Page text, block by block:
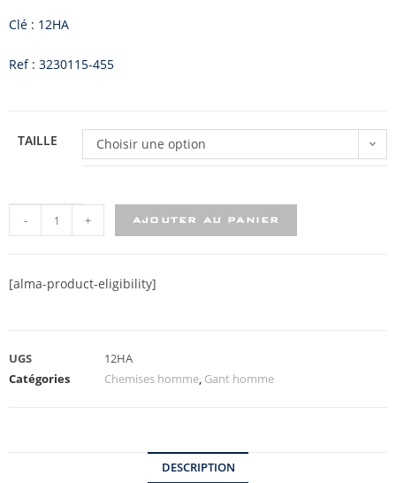
Clé : 12HA
Ref : 3230115-455
TAILLE Choisir une option
- + AJOUTER AU PANIER
[alma-product-eligibility]
UGS
12HA
Catégories
Chemises homme, Gant homme
DESCRIPTION